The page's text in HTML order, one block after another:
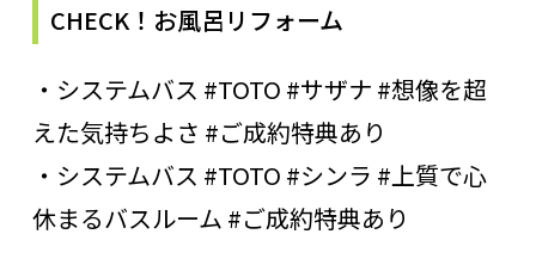
CHECK！お風呂リフォーム
・システムバス #TOTO #サザナ #想像を超
えた気持ちよさ #ご成約特典あり
・システムバス #TOTO #シンラ #上質で心
休まるバスルーム #ご成約特典あり